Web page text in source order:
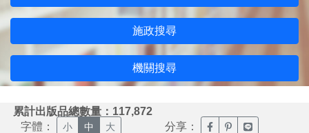
施政搜尋
機關搜尋
累計出版品總數量：117,872
字體： 小 中 大 分享： 臉書分享(另開新視窗)
噗浪分享(另開新
Line分享(另